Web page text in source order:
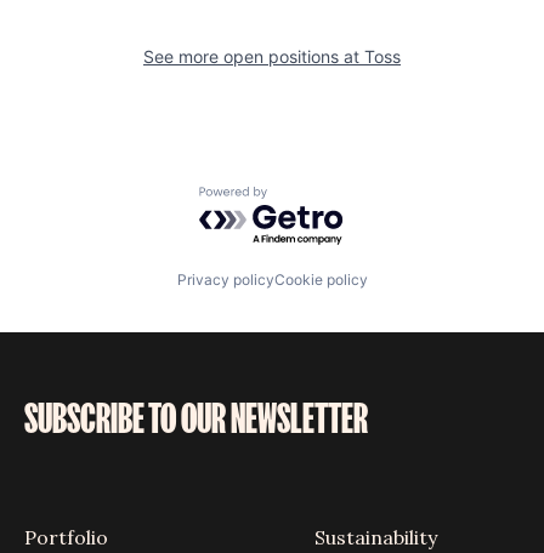
See more open positions at Toss
Powered by Getro.com
Privacy policyCookie policy
SUBSCRIBE TO OUR NEWSLETTER
Portfolio Sustainability